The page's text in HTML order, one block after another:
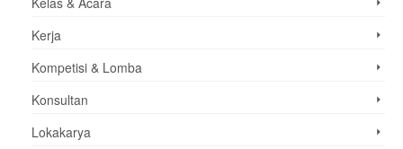
Kerja
Kompetisi & Lomba
Konsultan
Lokakarya